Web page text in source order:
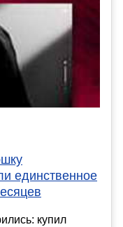
единственное
купил